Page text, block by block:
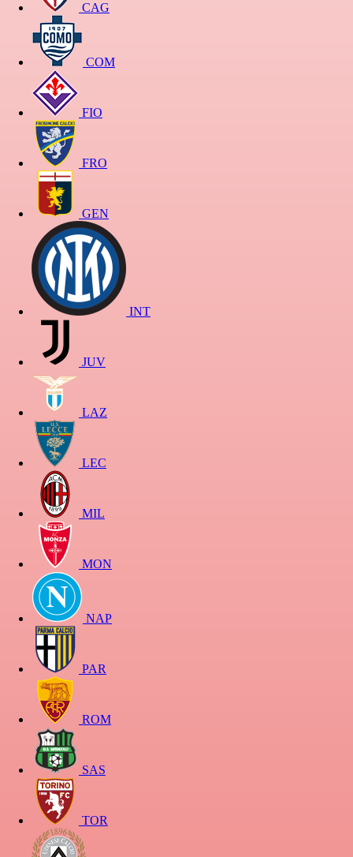
CAG
COM
FIO
FRO
GEN
INT
JUV
LAZ
LEC
MIL
MON
NAP
PAR
ROM
SAS
TOR